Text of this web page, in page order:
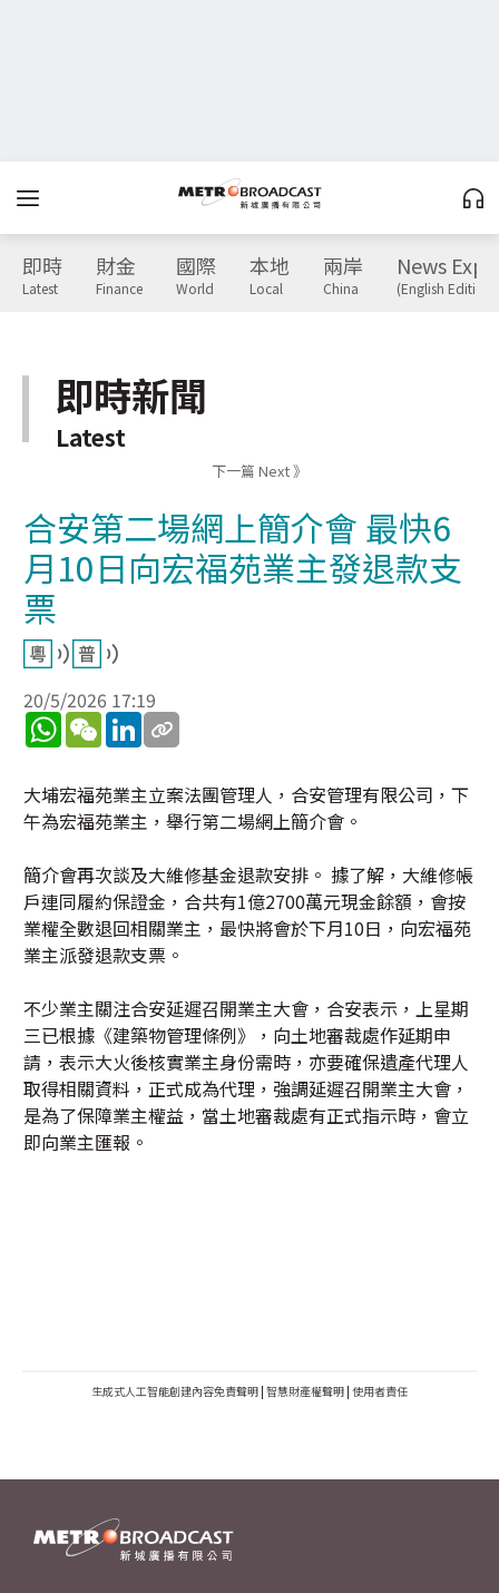
即時
Latest
財金
Finance
國際
World
本地
Local
兩岸
China
News
(English Edition)
即時新聞
Latest
下一篇 Next 》
合安第二場網上簡介會 最快6
月10日向宏福苑業主發退款支
票
20/5/2026 17:19
WhatsApp
WeChatLinkedIn
大埔宏福苑業主立案法團管理人，合安管理有限公司，下
午為宏福苑業主，舉行第二場網上簡介會。
簡介會再次談及大維修基金退款安排。 據了解，大維修帳
戶連同履約保證金，合共有1億2700萬元現金餘額，會按
業權全數退回相關業主，最快將會於下月10日，向宏福苑
業主派發退款支票。
不少業主關注合安延遲召開業主大會，合安表示，上星期
三已根據《建築物管理條例》，向土地審裁處作延期申
請，表示大火後核實業主身份需時，亦要確保遺產代理人
取得相關資料，正式成為代理，強調延遲召開業主大會，
是為了保障業主權益，當土地審裁處有正式指示時，會立
即向業主匯報。
生成式人工智能創建內容免責聲明 | 智慧財產權聲明 | 使用者責任